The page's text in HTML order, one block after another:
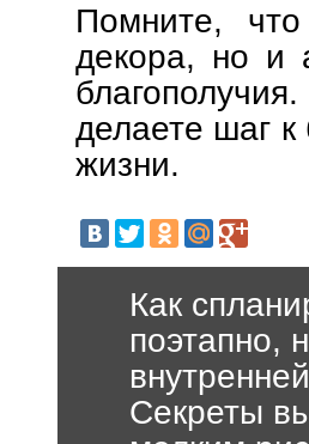
Помните,
декора, но и
делаете шаг
жизни.
Как
поэтапно,
Секреты